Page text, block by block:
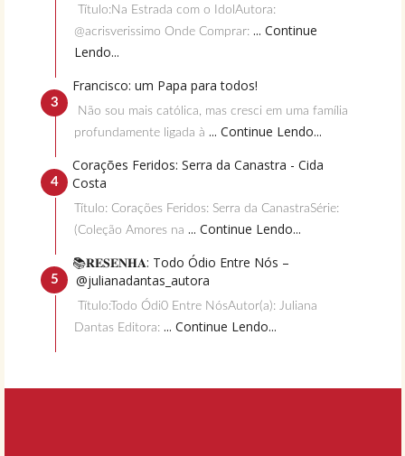
Título:Na Estrada com o IdolAutora:
@acrisverissimo Onde Comprar: ... Continue
Lendo...
Francisco: um Papa para todos!
Não sou mais católica, mas cresci em uma família
profundamente ligada à ... Continue Lendo...
Corações Feridos: Serra da Canastra - Cida
Costa
Título: Corações Feridos: Serra da CanastraSérie:
(Coleção Amores na ... Continue Lendo...
📚𝐑𝐄𝐒𝐄𝐍𝐇𝐀: Todo Ódio Entre Nós –
@julianadantas_autora
Título:Todo Ódi0 Entre NósAutor(a): Juliana
Dantas Editora: ... Continue Lendo...